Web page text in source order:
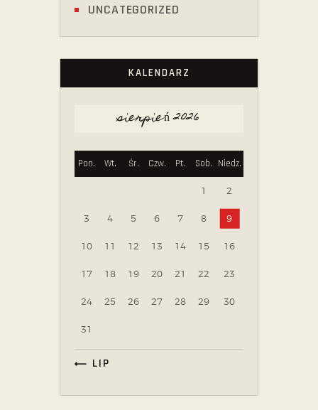
UNCATEGORIZED
KALENDARZ
sierpień 2026
Pon. Wt. Śr. Czw. Pt. Sob. Niedz.
1 2
3 4 5 6 7 8 9
10 11 12 13 14 15 16
17 18 19 20 21 22 23
24 25 26 27 28 29 30
31
« LIP